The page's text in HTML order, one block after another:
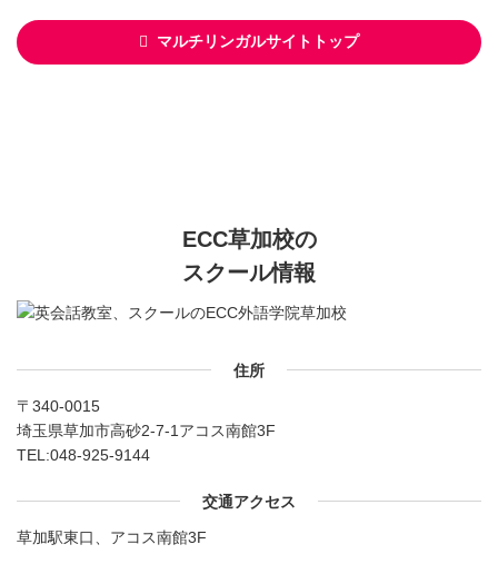
マルチリンガルサイトトップ
ECC草加校の
スクール情報
住所
〒340-0015
埼玉県草加市高砂2-7-1アコス南館3F
TEL:048-925-9144
交通アクセス
草加駅東口、アコス南館3F